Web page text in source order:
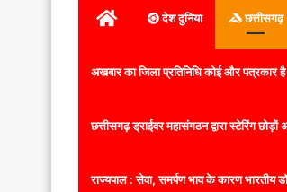
होम देश दुनिया छत्तीसगढ़
अखबार का जिला प्रतिनिधि कोई और पत्रकार
छत्तीसगढ़ ड्राईवर महासंगठन द्वारा स्टेरिंग
राज्यपाल : सेवा, समर्पण भाव के कारण भारतीय